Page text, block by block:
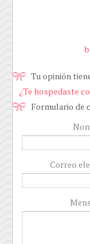
Tu opinión
¿Te hospedaste
Formulario de
Correo